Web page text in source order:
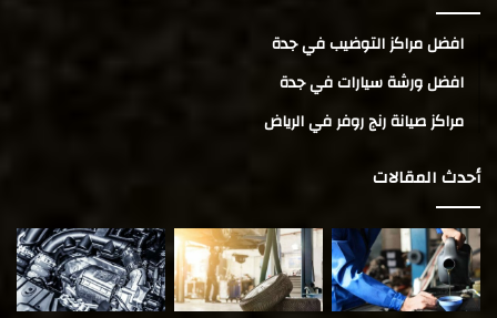
افضل مراكز التوضيب في جدة
افضل ورشة سيارات في جدة
مراكز صيانة رنج روفر في الرياض
أحدث المقالات